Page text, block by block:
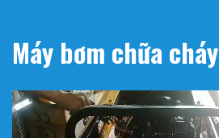
Máy bơm chữa cháy
Trình
chơi